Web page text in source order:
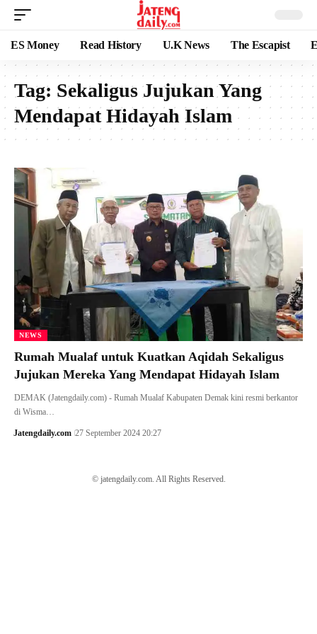
ES Money Read History U.K News The Escapist
Tag: Sekaligus Jujukan Yang
Mendapat Hidayah Islam
NEWS
Rumah Mualaf untuk Kuatkan Aqidah Sekaligus
Jujukan Mereka Yang Mendapat Hidayah Islam
DEMAK (Jatengdaily.com) - Rumah Mualaf Kabupaten Demak kini resmi berkantor
di Wisma…
Jatengdaily.com 27 September 2024 20:27
© jatengdaily.com. All Rights Reserved.